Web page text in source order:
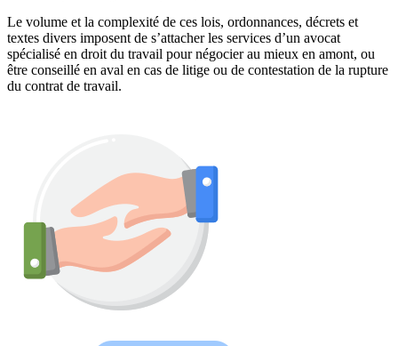
Le volume et la complexité de ces lois, ordonnances, décrets et
textes divers imposent de s’attacher les services d’un avocat
spécialisé en droit du travail pour négocier au mieux en amont, ou
être conseillé en aval en cas de litige ou de contestation de la rupture
du contrat de travail.